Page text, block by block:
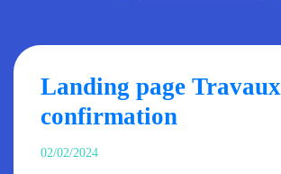
Landing page Travaux
confirmation
02/02/2024